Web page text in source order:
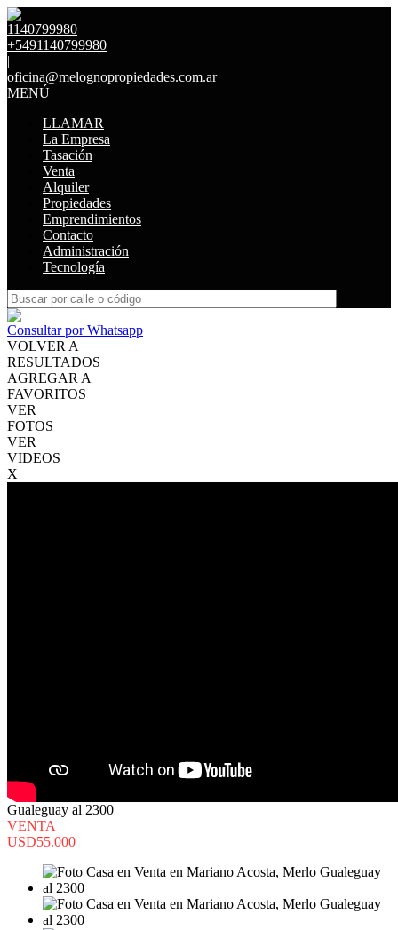
1140799980
+5491140799980
|
oficina@melognopropiedades.com.ar
MENÚ
LLAMAR
La Empresa
Tasación
Venta
Alquiler
Propiedades
Emprendimientos
Contacto
Administración
Tecnología
Consultar por Whatsapp
VOLVER A
RESULTADOS
AGREGAR A
FAVORITOS
VER
FOTOS
VER
VIDEOS
X
Gualeguay al 2300
VENTA
USD55.000